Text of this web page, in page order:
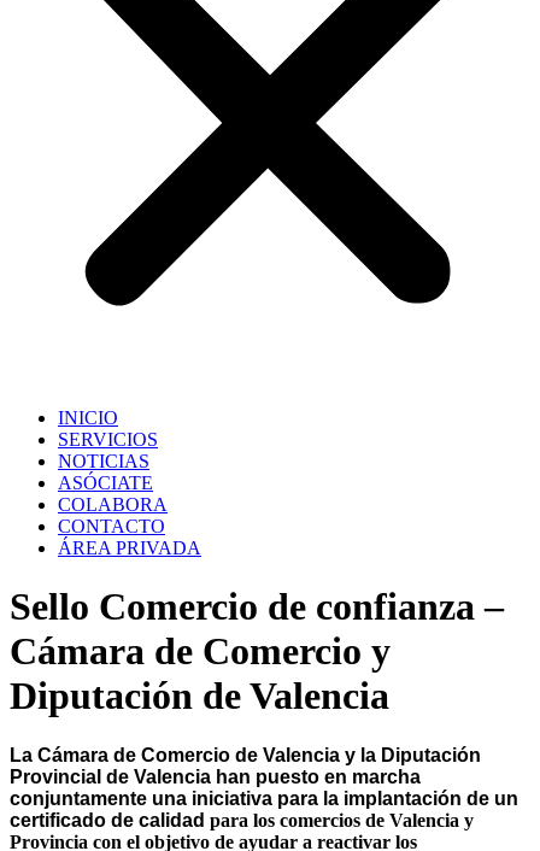
INICIO
SERVICIOS
NOTICIAS
ASÓCIATE
COLABORA
CONTACTO
ÁREA PRIVADA
Sello Comercio de confianza –
Cámara de Comercio y
Diputación de Valencia
La Cámara de Comercio de Valencia y la Diputación
Provincial de Valencia han puesto en marcha
conjuntamente una iniciativa para la implantación de un
certificado de calidad para los comercios de Valencia y
Provincia con el objetivo de ayudar a reactivar los